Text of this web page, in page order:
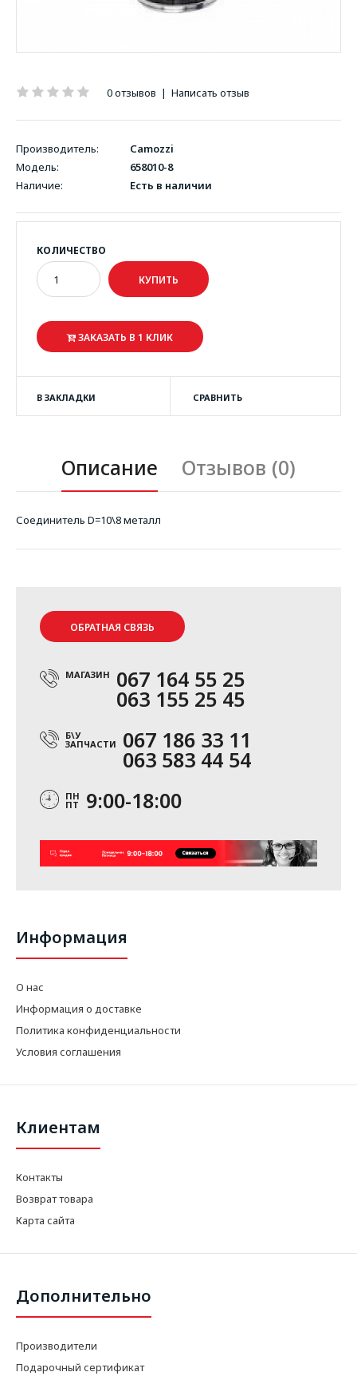
0 отзывов | Написать отзыв
Производитель:
Camozzi
Модель:
658010-8
Наличие:
Есть в наличии
КОЛИЧЕСТВО
ЗАКАЗАТЬ В 1 КЛИК
В ЗАКЛАДКИ СРАВНИТЬ
Описание Отзывов (0)
Соединитель D=10\8 металл
ОБРАТНАЯ СВЯЗЬ
МАГАЗИН 067 164 55 25
063 155 25 45
Б\У
ЗАПЧАСТИ 067 186 33 11
063 583 44 54
ПН
ПТ 9:00-18:00
Информация
О нас
Информация о доставке
Политика конфиденциальности
Условия соглашения
Клиентам
Контакты
Возврат товара
Карта сайта
Дополнительно
Производители
Подарочный сертификат